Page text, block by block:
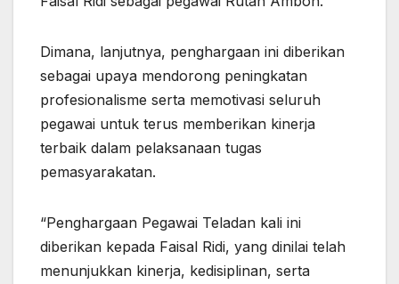
Dimana, lanjutnya, penghargaan ini diberikan
sebagai upaya mendorong peningkatan
profesionalisme serta memotivasi seluruh
pegawai untuk terus memberikan kinerja
terbaik dalam pelaksanaan tugas
pemasyarakatan.
“Penghargaan Pegawai Teladan kali ini
diberikan kepada Faisal Ridi, yang dinilai telah
menunjukkan kinerja, kedisiplinan, serta